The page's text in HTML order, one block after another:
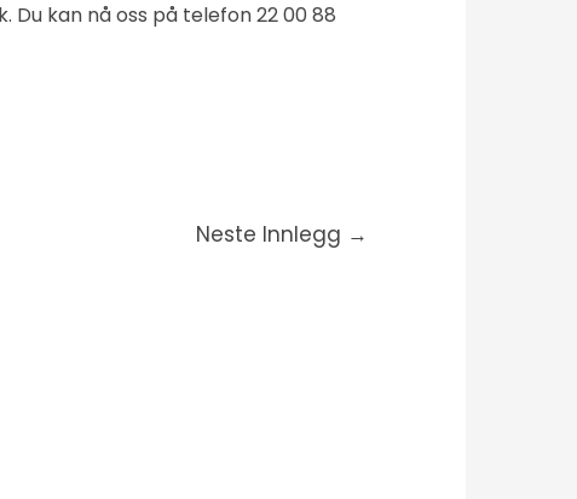
Du kan nå oss på telefon 22 00 88
Neste Innlegg →